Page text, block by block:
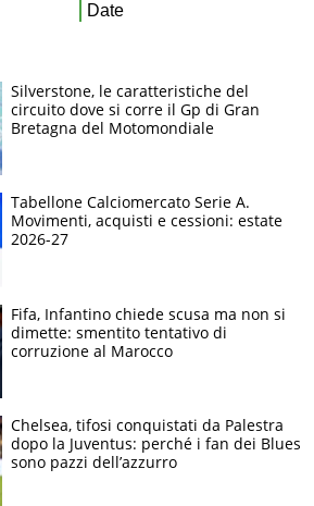
Silverstone, le caratteristiche del
circuito dove si corre il Gp di Gran
Bretagna del Motomondiale
Tabellone Calciomercato Serie A.
Movimenti, acquisti e cessioni: estate
2026-27
Fifa, Infantino chiede scusa ma non si
dimette: smentito tentativo di
corruzione al Marocco
Chelsea, tifosi conquistati da Palestra
dopo la Juventus: perché i fan dei Blues
sono pazzi dell’azzurro